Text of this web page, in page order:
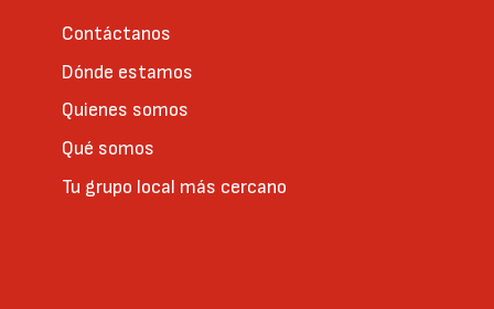
Contáctanos
Dónde estamos
Quienes somos
Qué somos
Tu grupo local más cercano